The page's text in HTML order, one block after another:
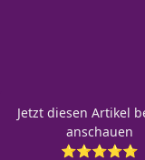
Jetzt diesen Artikel
anschauen
⭐⭐⭐⭐⭐